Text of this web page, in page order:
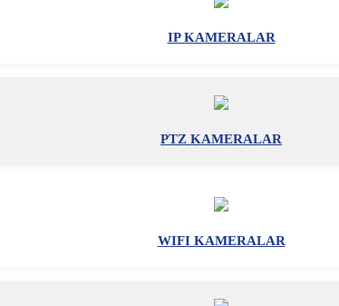
IP KAMERALAR
PTZ KAMERALAR
WIFI KAMERALAR